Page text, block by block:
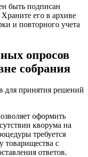
быть подписан
его в архиве
и повторного учета
опросов
собрания
оформить
кворума на
требуется
товарищества с
ответов.